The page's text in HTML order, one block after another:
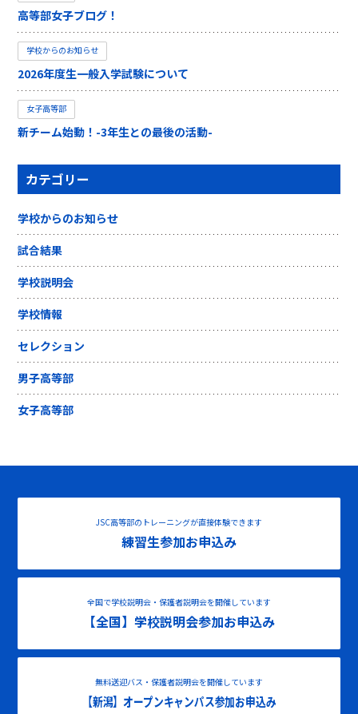
高等部女子ブログ！
学校からのお知らせ
2026年度生一般入学試験について
女子高等部
新チーム始動！-3年生との最後の活動-
カテゴリー
学校からのお知らせ
試合結果
学校説明会
学校情報
セレクション
男子高等部
女子高等部
JSC高等部のトレーニングが直接体験できます
練習生参加お申込み
全国で学校説明会・保護者説明会を開催しています
【全国】学校説明会参加お申込み
無料送迎バス・保護者説明会を開催しています
【新潟】オープンキャンパス参加お申込み